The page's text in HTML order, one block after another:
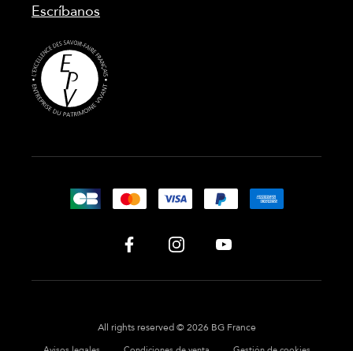
Escríbanos
All rights reserved © 2026 BG France